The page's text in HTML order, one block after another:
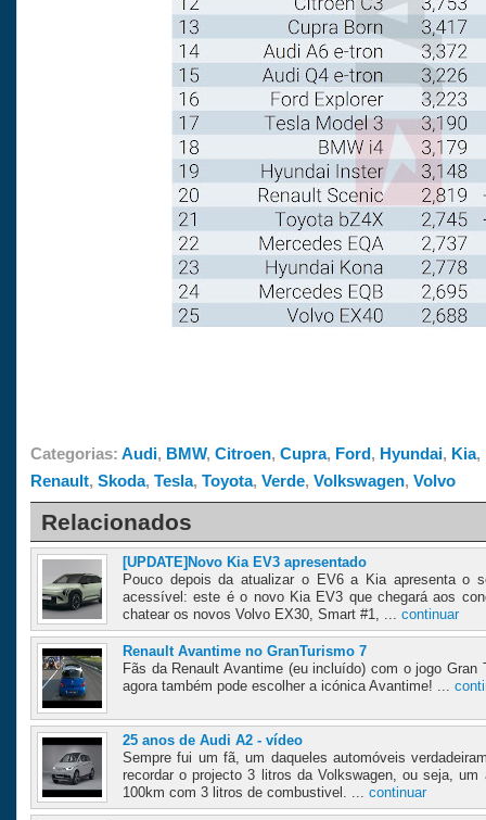
Categorias: Audi, BMW, Citroen, Cupra, Ford, Hyundai, Kia,
Renault, Skoda, Tesla, Toyota, Verde, Volkswagen, Volvo
Relacionados
[UPDATE]Novo Kia EV3 apresentado
Pouco depois da atualizar o EV6 a Kia apresenta o
acessível: este é o novo Kia EV3 que chegará aos
chatear os novos Volvo EX30, Smart #1, ... continuar
Renault Avantime no GranTurismo 7
Fãs da Renault Avantime (eu incluído) com o jogo Gran
agora também pode escolher a icónica Avantime! ...
25 anos de Audi A2 - vídeo
Sempre fui um fã, um daqueles automóveis
recordar o projecto 3 litros da Volkswagen, ou seja, um
100km com 3 litros de combustivel. ... continuar